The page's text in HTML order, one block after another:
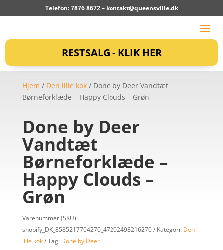
Telefon: 7876 8672 – kontakt@queensville.dk
RESTSALG - KLIK HER
Hjem / Den lille kok/ Done by Deer Vandtæt
Børneforklæde – Happy Clouds – Grøn
Done by Deer
Vandtæt
Børneforklæde –
Happy Clouds –
Grøn
Varenummer (SKU):
shopify_DK_8585217704270_47202498216270
Kategori: Den
lille kok
Tag: Done by Deer